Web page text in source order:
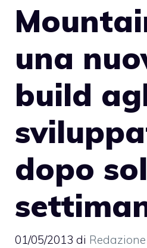
una
build
dopo
01/05/2013 di Redazione